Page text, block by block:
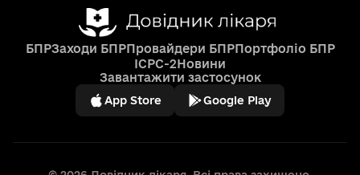
БПРЗаходи БПРПровайдери БПРПортфоліо БПР
ICPC-2Новини
Завантажити застосунок
App Store Google Play